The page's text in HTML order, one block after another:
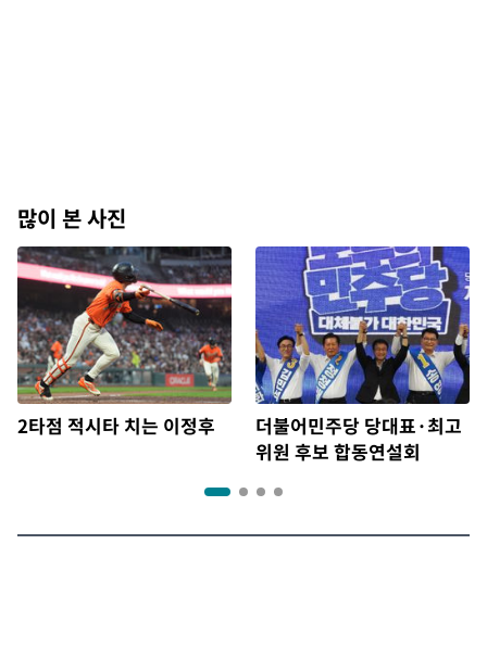
많이 본 사진
2타점 적시타 치는 이정후
더불어민주당 당대표·최고
위원 후보 합동연설회